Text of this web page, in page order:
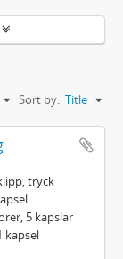
Sort by: Title
tryck
5 kapslar
kapsel